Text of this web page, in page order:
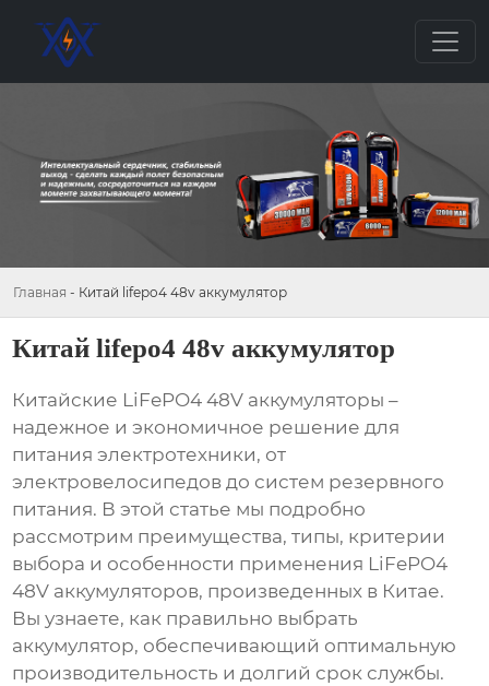
Главная - Китай lifepo4 48v аккумулятор
Китай lifepo4 48v аккумулятор
Китайские LiFePO4 48V аккумуляторы –
надежное и экономичное решение для
питания электротехники, от
электровелосипедов до систем резервного
питания. В этой статье мы подробно
рассмотрим преимущества, типы, критерии
выбора и особенности применения LiFePO4
48V аккумуляторов, произведенных в Китае.
Вы узнаете, как правильно выбрать
аккумулятор, обеспечивающий оптимальную
производительность и долгий срок службы.